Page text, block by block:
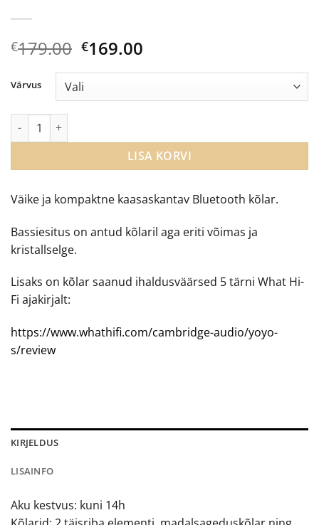
€179.00 Algne
oli:
€179.00.
€169.00
is:
€169.00.
Väike ja kompaktne kaasaskantav Bluetooth kõlar.
Bassiesitus on antud kõlaril aga eriti võimas ja
kristallselge.
Lisaks on kõlar saanud ihaldusväärsed 5 tärni What Hi-
Fi ajakirjalt:
https://www.whathifi.com/cambridge-audio/yoyo-
s/review
Värvus
Cambridge Audio YOYO S kaasaskantav bluetooth kõlar kogus
LISA KORVI
KIRJELDUS
LISAINFO
Aku kestvus: kuni 14h